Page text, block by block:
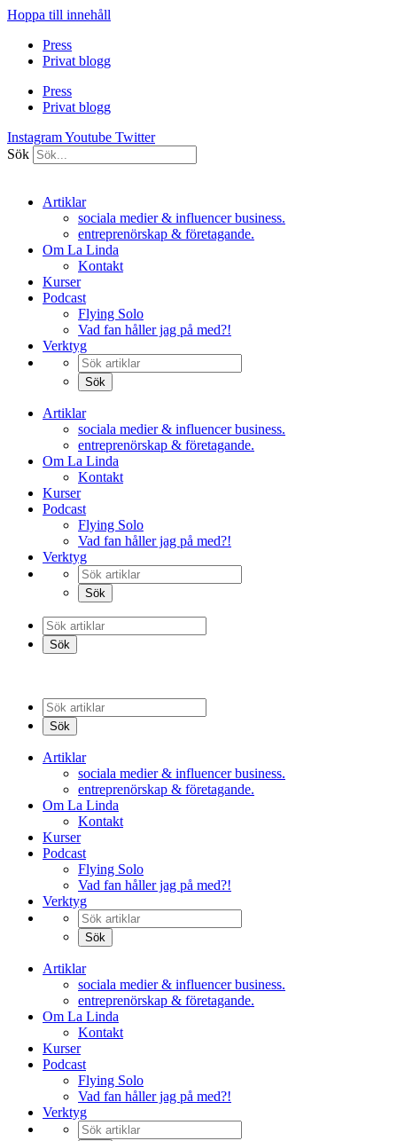
Hoppa till innehåll
Press
Privat blogg
Press
Privat blogg
InstagramYoutube Twitter
Sök
Artiklar
sociala medier & influencer business.
entreprenörskap & företagande.
Om La Linda
Kontakt
Kurser
Podcast
Flying Solo
Vad fan håller jag på med?!
Verktyg
Artiklar
sociala medier & influencer business.
entreprenörskap & företagande.
Om La Linda
Kontakt
Kurser
Podcast
Flying Solo
Vad fan håller jag på med?!
Verktyg
Artiklar
sociala medier & influencer business.
entreprenörskap & företagande.
Om La Linda
Kontakt
Kurser
Podcast
Flying Solo
Vad fan håller jag på med?!
Verktyg
Artiklar
sociala medier & influencer business.
entreprenörskap & företagande.
Om La Linda
Kontakt
Kurser
Podcast
Flying Solo
Vad fan håller jag på med?!
Verktyg